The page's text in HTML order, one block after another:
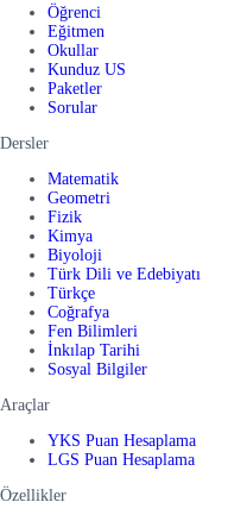
Öğrenci
Eğitmen
Okullar
Kunduz US
Paketler
Sorular
Dersler
Matematik
Geometri
Fizik
Kimya
Biyoloji
Türk Dili ve Edebiyatı
Türkçe
Coğrafya
Fen Bilimleri
İnkılap Tarihi
Sosyal Bilgiler
Araçlar
YKS Puan Hesaplama
LGS Puan Hesaplama
Özellikler